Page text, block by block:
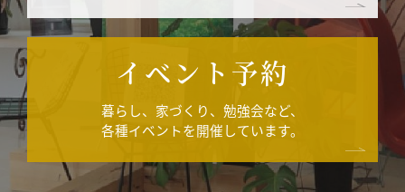
イベント予約
暮らし、家づくり、勉強会など、
各種イベントを開催しています。